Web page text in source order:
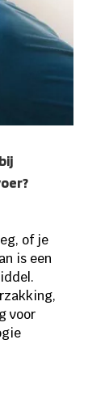
of je
is een
voor